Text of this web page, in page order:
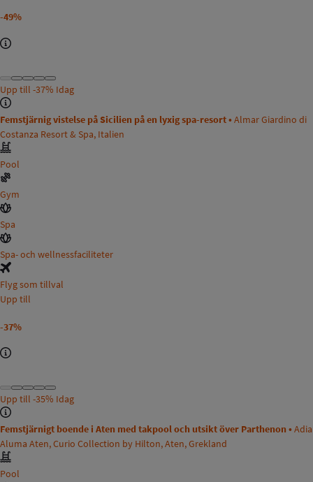
-49%
Upp till -37% Idag
Femstjärnig vistelse på Sicilien på en lyxig spa-resort • Almar Giardino di
Costanza Resort & Spa, Italien
Pool
Gym
Spa
Spa- och wellnessfaciliteter
Flyg som tillval
Upp till
-37%
Upp till -35% Idag
Femstjärnigt boende i Aten med takpool och utsikt över Parthenon • Adia
Aluma Aten, Curio Collection by Hilton, Aten, Grekland
Pool